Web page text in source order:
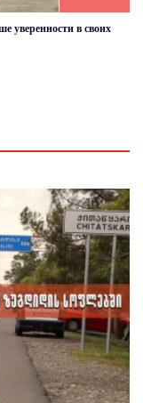
уверенности в своих